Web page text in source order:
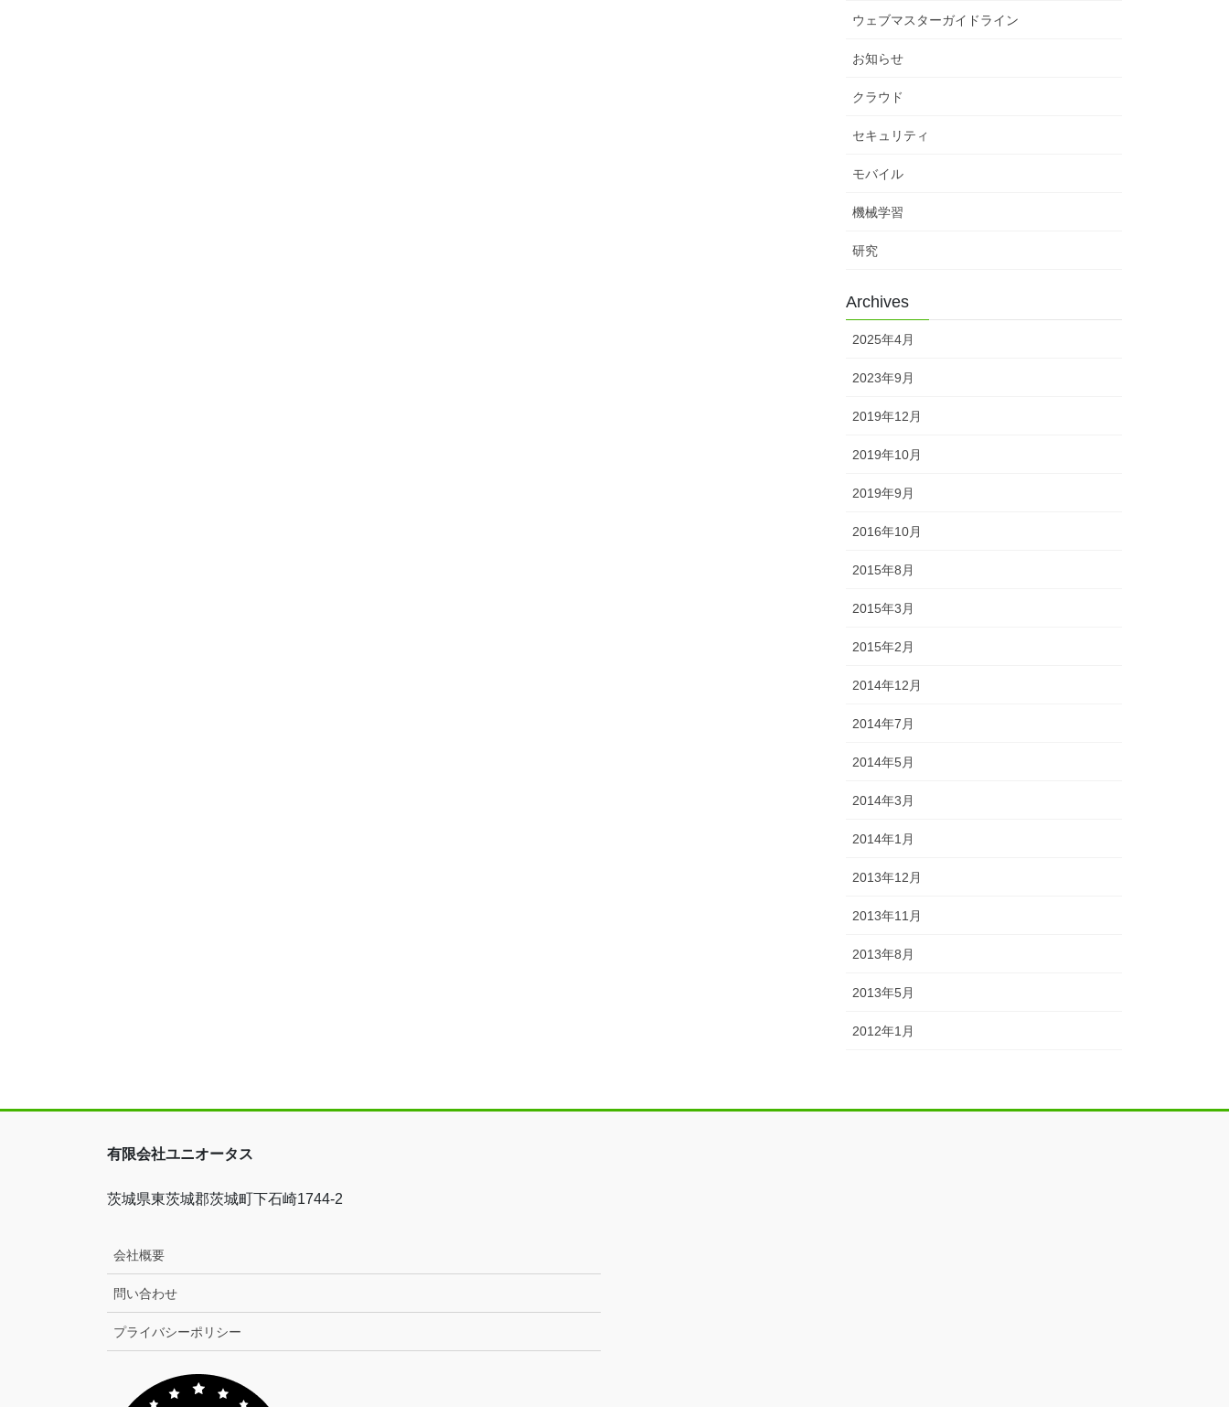
ウェブマスターガイドライン
お知らせ
クラウド
セキュリティ
モバイル
機械学習
研究
Archives
2025年4月
2023年9月
2019年12月
2019年10月
2019年9月
2016年10月
2015年8月
2015年3月
2015年2月
2014年12月
2014年7月
2014年5月
2014年3月
2014年1月
2013年12月
2013年11月
2013年8月
2013年5月
2012年1月
有限会社ユニオータス
茨城県東茨城郡茨城町下石崎1744-2
会社概要
問い合わせ
プライバシーポリシー